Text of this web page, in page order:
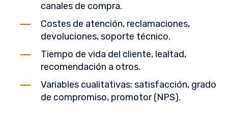
canales de compra.
Costes de atención, reclamaciones,
devoluciones, soporte técnico.
Tiempo de vida del cliente, lealtad,
recomendación a otros.
Variables cualitativas: satisfacción, grado
de compromiso, promotor (NPS).